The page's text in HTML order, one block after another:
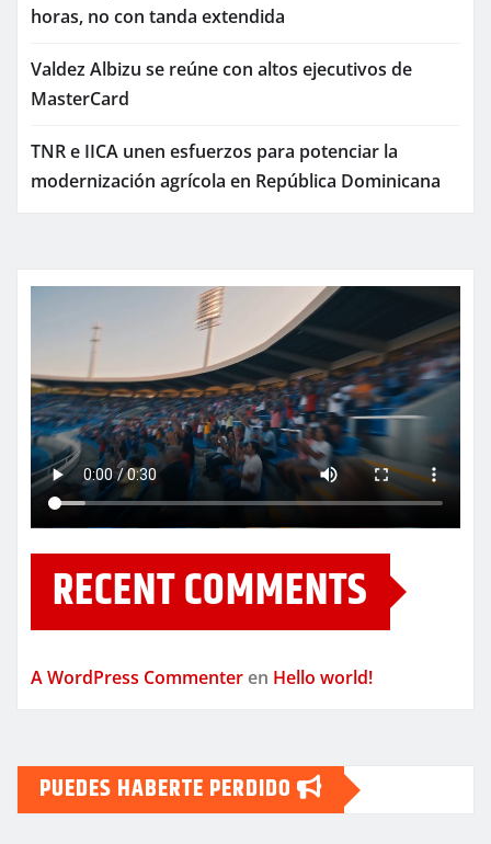
horas, no con tanda extendida
Valdez Albizu se reúne con altos ejecutivos de
MasterCard
TNR e IICA unen esfuerzos para potenciar la
modernización agrícola en República Dominicana
RECENT COMMENTS
A WordPress Commenter en Hello world!
PUEDES HABERTE PERDIDO